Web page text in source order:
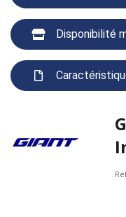
Disponibilité